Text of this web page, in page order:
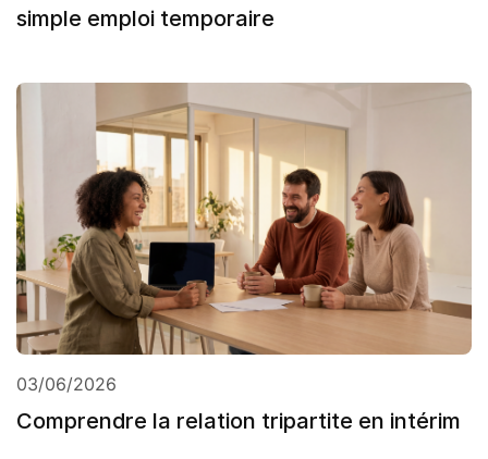
simple emploi temporaire
03/06/2026
Comprendre la relation tripartite en intérim